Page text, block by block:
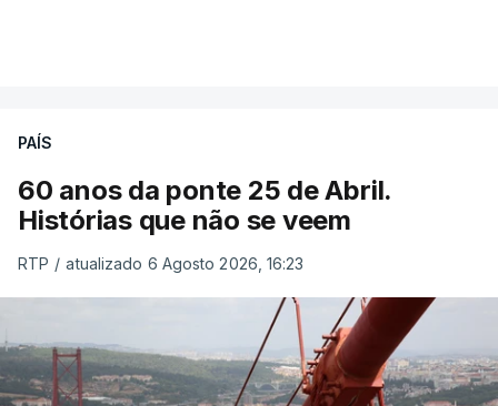
PAÍS
60 anos da ponte 25 de Abril.
Histórias que não se veem
RTP / atualizado 6 Agosto 2026, 16:23